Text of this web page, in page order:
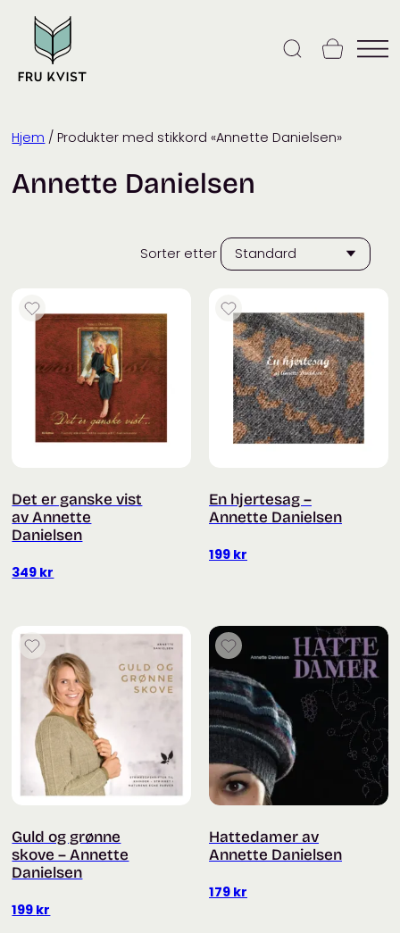
content
Hjem / Produkter med stikkord «Annette Danielsen»
Annette Danielsen
Sorter etter
Det er ganske vist
av Annette
Danielsen
349 kr
En hjertesag –
Annette Danielsen
199 kr
Guld og grønne
skove – Annette
Danielsen
199 kr
Hattedamer av
Annette Danielsen
179 kr